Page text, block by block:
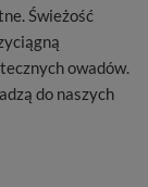
Świeżość
owadów.
do naszych